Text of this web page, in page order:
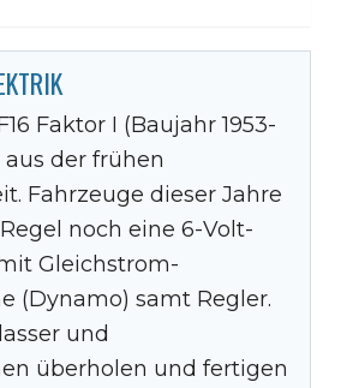
Faktor I (Baujahr 1953-
aus der frühen
Fahrzeuge dieser Jahre
noch eine 6-Volt-
Gleichstrom-
(Dynamo) samt Regler.
und
überholen und fertigen